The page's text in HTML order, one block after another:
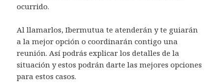
ocurrido.
Al llamarlos, Ibermutua te atenderán y te guiarán
a la mejor opción o coordinarán contigo una
reunión. Así podrás explicar los detalles de la
situación y estos podrán darte las mejores opciones
para estos casos.